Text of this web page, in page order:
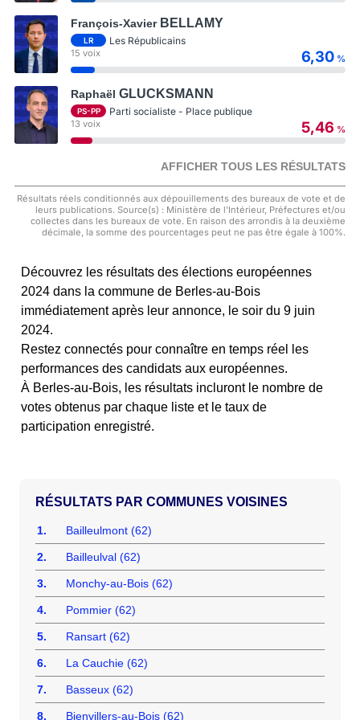
François-Xavier BELLAMY
LR Les Républicains
15 voix 6,30 %
Raphaël GLUCKSMANN
PS-PP Parti socialiste - Place publique
13 voix 5,46 %
AFFICHER TOUS LES RÉSULTATS
Résultats réels conditionnés aux dépouillements des bureaux de vote et de
leurs publications. Source(s) : Ministère de l'Intérieur, Préfectures et/ou
collectes dans les bureaux de vote. En raison des arrondis à la deuxième
décimale, la somme des pourcentages peut ne pas être égale à 100%.
Découvrez les résultats des élections européennes
2024 dans la commune de Berles-au-Bois
immédiatement après leur annonce, le soir du 9 juin
2024.
Restez connectés pour connaître en temps réel les
performances des candidats aux européennes.
À Berles-au-Bois, les résultats incluront le nombre de
votes obtenus par chaque liste et le taux de
participation enregistré.
COMMUNES VOISINES
1. Bailleulmont (62)
2. Bailleulval (62)
3. Monchy-au-Bois (62)
4. Pommier (62)
5. Ransart (62)
6. La Cauchie (62)
7. Basseux (62)
8. Bienvillers-au-Bois (62)